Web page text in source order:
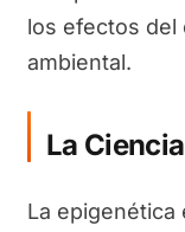
los efectos del
ambiental.
La
La epigenética